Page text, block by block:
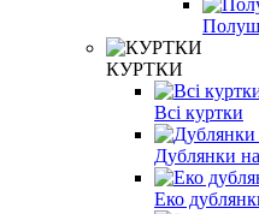
КУРТКИ
Всі куртки
Дублянки
Еко